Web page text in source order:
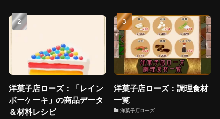
洋菓子店ローズ：「レイン
ボーケーキ」の商品データ
＆材料レシピ
洋菓子店ローズ：調理食材
一覧
洋菓子店ローズ